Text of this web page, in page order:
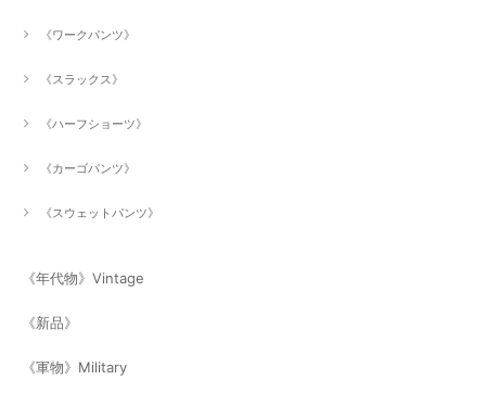
《ワークパンツ》
《スラックス》
《ハーフショーツ》
《カーゴパンツ》
《スウェットパンツ》
《年代物》Vintage
《新品》
《軍物》Military